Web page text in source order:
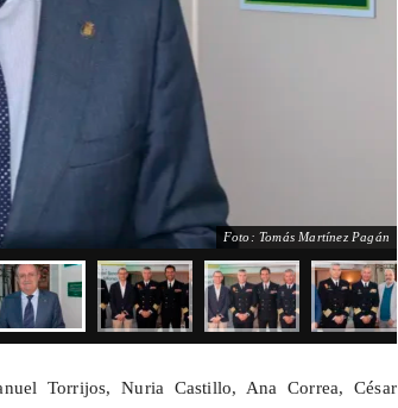
Foto: Tomás Martínez Pagán
Torrijos, Nuria Castillo, Ana Correa, César